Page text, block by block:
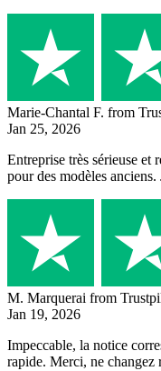
Marie-Chantal F. from
Jan 25, 2026
Entreprise très sérieuse et
pour des modèles anciens.
M. Marquerai from
Jan 19, 2026
Impeccable, la notice
rapide. Merci, ne changez